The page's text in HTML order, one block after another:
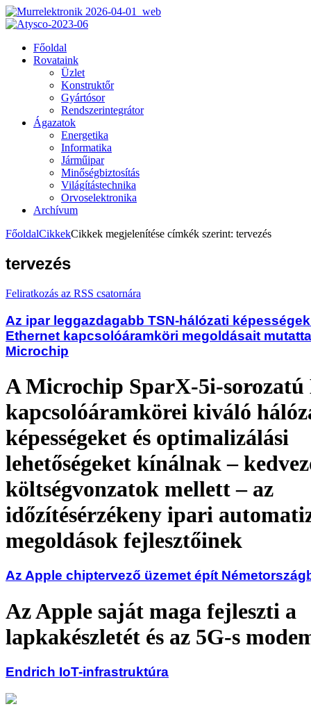
Főoldal
Rovataink
Üzlet
Konstruktőr
Gyártósor
Rendszerintegrátor
Ágazatok
Energetika
Informatika
Járműipar
Minőségbiztosítás
Világítástechnika
Orvoselektronika
Archívum
FőoldalCikkekCikkek megjelenítése címkék szerint: tervezés
tervezés
Feliratkozás az RSS csatornára
Az ipar leggazdagabb TSN-hálózati
Ethernet kapcsolóáramköri megoldásait
Microchip
A Microchip SparX-5i-sorozatú
kapcsolóáramkörei kiváló
képességeket és optimalizálási
lehetőségeket kínálnak –
költségvonzatok mellett – az
időzítésérzékeny ipari
megoldások fejlesztőinek
Az Apple chiptervező üzemet épít
Az Apple saját maga fejleszti a
lapkakészletét és az 5G-s
Endrich IoT-infrastruktúra